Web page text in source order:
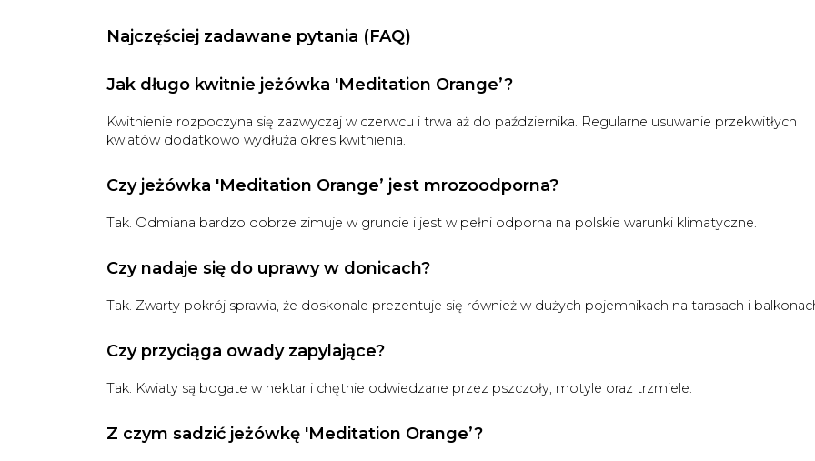
Najczęściej zadawane pytania (FAQ)
Jak długo kwitnie jeżówka 'Meditation Orange’?
Kwitnienie rozpoczyna się zazwyczaj w czerwcu i trwa aż do października. Regularne usuwanie przekwitłych
kwiatów dodatkowo wydłuża okres kwitnienia.
Czy jeżówka 'Meditation Orange’ jest mrozoodporna?
Tak. Odmiana bardzo dobrze zimuje w gruncie i jest w pełni odporna na polskie warunki klimatyczne.
Czy nadaje się do uprawy w donicach?
Tak. Zwarty pokrój sprawia, że doskonale prezentuje się również w dużych pojemnikach na tarasach i
Czy przyciąga owady zapylające?
Tak. Kwiaty są bogate w nektar i chętnie odwiedzane przez pszczoły, motyle oraz trzmiele.
Z czym sadzić jeżówkę 'Meditation Orange’?